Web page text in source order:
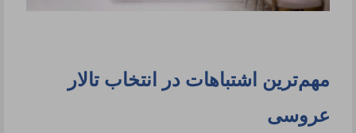
مهم‌ترین اشتباهات در انتخاب تالار
عروسی